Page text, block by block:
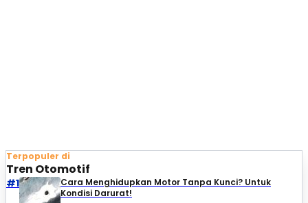
Terpopuler di
Tren Otomotif
#1
Cara Menghidupkan Motor Tanpa Kunci? Untuk
Kondisi Darurat!